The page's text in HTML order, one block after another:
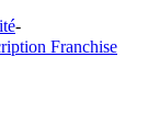
-
Franchise